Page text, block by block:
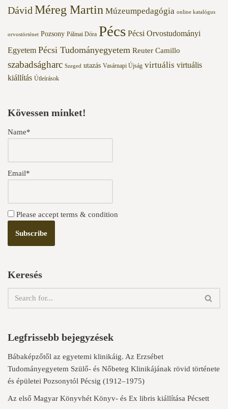
Dávid Méreg Martin Múzeumpedagógia online katalógus
orvostörténet Pozsony Pálmai Dóra Pécs Pécsi Orvostudományi
Egyetem Pécsi Tudományegyetem Reuter Camillo
szabadságharc Szeged utazás Vasárnapi Újság virtuális virtuális
kiállítás Útleírások
Kövessen minket!
Name*
Email*
Please accept terms & condition
Keresés
Legfrissebb bejegyzések
Bábaképzőtől az egyetemi klinikáig. Az Erzsébet
Tudományegyetem Szülő- és Nőbeteg Klinikájának rövid története
és épületei Pozsonytól Pécsig (1912–1975)
Az első Magyar Könyvhét Könyv- és Ex libris kiállítása Pécsett